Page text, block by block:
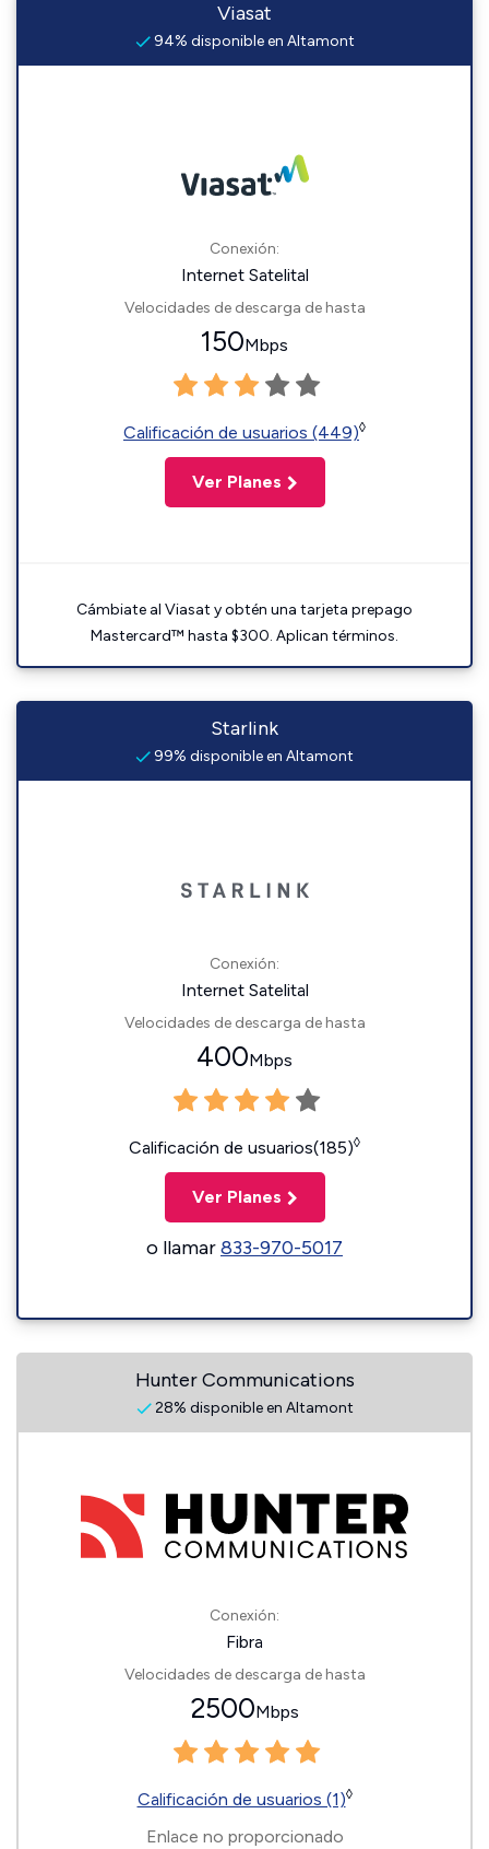
Viasat
94% disponible en Altamont
Conexión:
Internet Satelital
Velocidades de descarga de hasta
150Mbps
Calificación de usuarios (449)◊
Ver Planes
Cámbiate al Viasat y obtén una tarjeta prepago
Mastercard™ hasta $300. Aplican términos.
Starlink
99% disponible en Altamont
Conexión:
Internet Satelital
Velocidades de descarga de hasta
400Mbps
Calificación de usuarios(185)◊
Ver Planes
o llamar833-970-5017
Hunter Communications
28% disponible en Altamont
Conexión:
Fibra
Velocidades de descarga de hasta
2500Mbps
Calificación de usuarios (1)◊
Enlace no proporcionado